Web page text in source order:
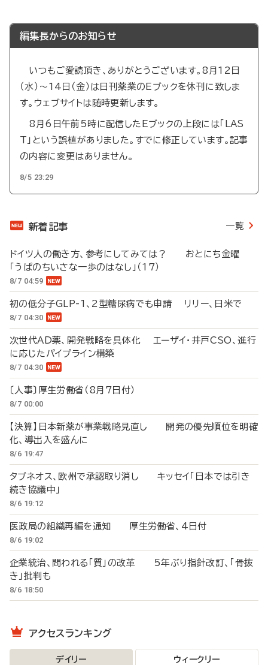
編集長からのお知らせ
いつもご愛読頂き、ありがとうございます。8月12日
（水）～14日（金）は日刊薬業のEブックを休刊に致しま
す。ウェブサイトは随時更新します。
8月6日午前5時に配信したEブックの上段には「LAS
T」という誤植がありました。すでに修正しています。記事
の内容に変更はありません。
8/5 23:29
新着記事 一覧
ドイツ人の働き方、参考にしてみては？ おとにち金曜
「うぱのちいさな一歩のはなし」（17）
8/7 04:59
初の低分子GLP-1、2型糖尿病でも申請 リリー、日米で
8/7 04:30
次世代AD薬、開発戦略を具体化 エーザイ・井戸CSO、進行
に応じたパイプライン構築
8/7 04:30
〔人事〕厚生労働省（8月7日付）
8/7 00:00
【決算】日本新薬が事業戦略見直し 開発の優先順位を明確
化、導出入を盛んに
8/6 19:47
タブネオス、欧州で承認取り消し キッセイ「日本では引き
続き協議中」
8/6 19:12
医政局の組織再編を通知 厚生労働省、4日付
8/6 19:02
企業統治、問われる「質」の改革 5年ぶり指針改訂、「骨抜
き」批判も
8/6 18:50
アクセスランキング
デイリー ウィークリー